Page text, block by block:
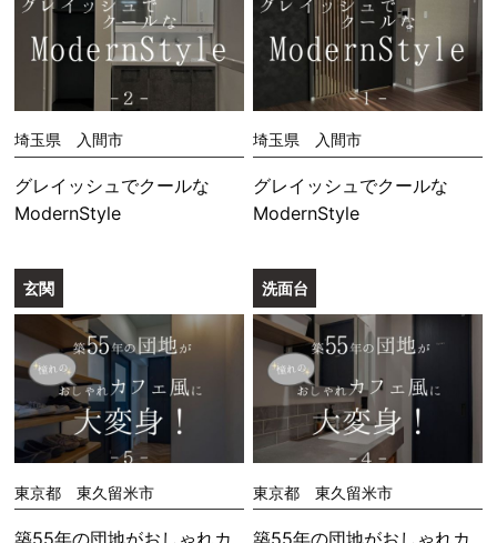
埼玉県 入間市
グレイッシュでクールな
ModernStyle
埼玉県 入間市
グレイッシュでクールな
ModernStyle
玄関
東京都 東久留米市
築55年の団地がおしゃれカ
洗面台
東京都 東久留米市
築55年の団地がおしゃれカ